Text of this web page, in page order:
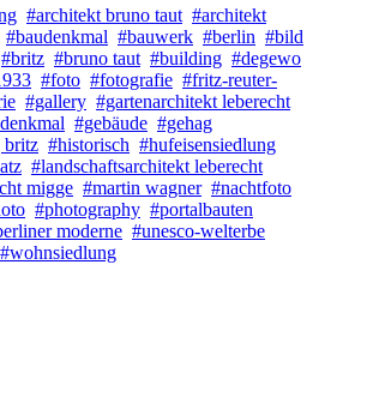
#architekt bruno taut #architekt
#baudenkmal #bauwerk #berlin #bild
#britz #bruno taut #building #degewo
#foto #fotografie #fritz-reuter-
#gallery #gartenarchitekt leberecht
#gebäude #gehag
britz #historisch #hufeisensiedlung
#landschaftsarchitekt leberecht
migge #martin wagner #nachtfoto
#photography #portalbauten
moderne #unesco-welterbe
#wohnsiedlung